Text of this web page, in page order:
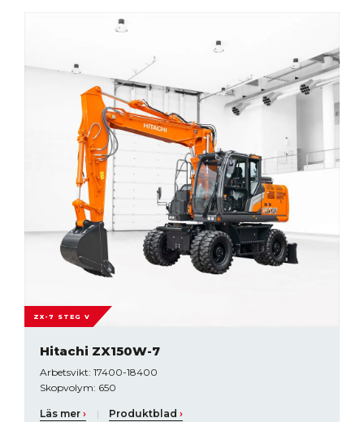
ZX-7 STEG V
Hitachi ZX150W-7
Arbetsvikt: 17400-18400
Skopvolym: 650
Läs mer › | Produktblad›